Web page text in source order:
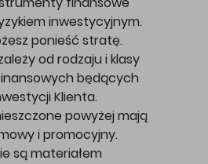
inwestycyjnym.
ponieść stratę.
od rodzaju i klasy
będących
Klienta.
powyżej mają
i promocyjny.
są materiałem